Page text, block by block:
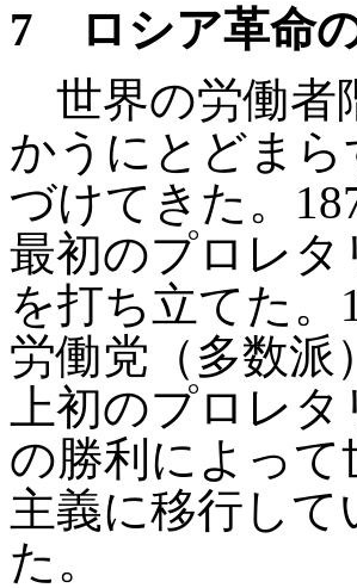
7 ロシア革命
世界の労働者
かうにとどま
づけてきた。
最初のプロレ
を打ち立てた。
労働党（多数派
上初のプロレ
の勝利によって
主義に移行し
た。